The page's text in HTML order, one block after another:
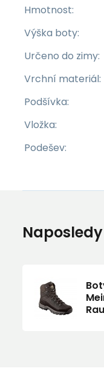
Hmotnost:
Výška boty:
Určeno do zimy:
Vrchní materiál:
Podšívka:
Vložka:
Podešev: